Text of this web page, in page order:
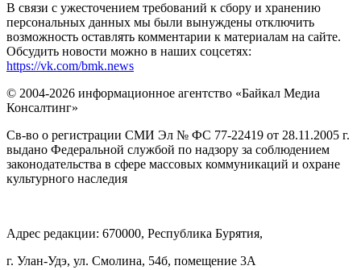
В связи с ужесточением требований к сбору и хранению
персональных данных мы были вынуждены отключить
возможность оставлять комментарии к материалам на сайте.
Обсудить новости можно в наших соцсетях:
https://vk.com/bmk.news
© 2004-2026 информационное агентство «Байкал Медиа
Консалтинг»
Св-во о регистрации СМИ Эл № ФС 77-22419 от 28.11.2005 г.
выдано Федеральной службой по надзору за соблюдением
законодательства в сфере массовых коммуникаций и охране
культурного наследия
Адрес редакции: 670000, Республика Бурятия,
г. Улан-Удэ, ул. Смолина, 54б, помещение 3А